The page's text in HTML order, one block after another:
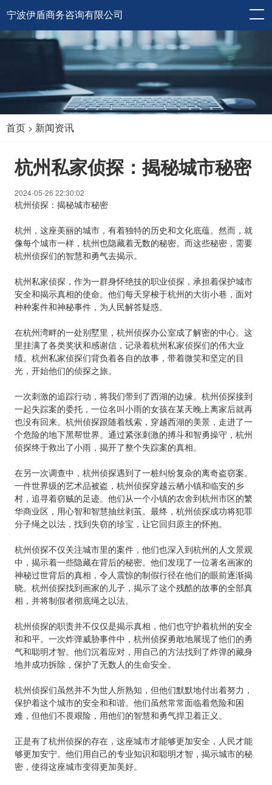
宁波伊盾商务咨询有限公司
首页 > 新闻资讯
杭州私家侦探：揭秘城市秘密
2024-05-26 22:30:02
杭州侦探：揭秘城市秘密
杭州，这座美丽的城市，有着独特的历史和文化底蕴。然而，就
像每个城市一样，杭州也隐藏着无数的秘密。而这些秘密，需要
杭州侦探们的智慧和勇气去揭示。
杭州私家侦探，作为一群身怀绝技的职业侦探，承担着保护城市
安全和揭示真相的使命。他们每天穿梭于杭州的大街小巷，面对
种种案件和神秘事件，为人民解答疑惑。
在杭州湾畔的一处别墅里，杭州侦探办公室成了解密的中心。这
里挂满了各类奖状和感谢信，记录着杭州私家侦探们的伟大业
绩。杭州私家侦探们背负着各自的故事，带着微笑和坚定的目
光，开始他们的侦探之旅。
一次刺激的追踪行动，将我们带到了西湖的边缘。杭州侦探接到
一起失踪案的委托，一位名叫小雨的女孩在某天晚上离家后就再
也没有回来。杭州侦探跟随着线索，穿越西湖的美景，走进了一
个危险的地下黑帮世界。通过紧张刺激的搏斗和智勇操守，杭州
侦探终于救出了小雨，揭开了整个失踪案的真相。
在另一次调查中，杭州侦探遇到了一桩纠纷复杂的离奇盗窃案。
一件世界级的艺术品被盗，杭州侦探穿越云栖小镇和临安的乡
村，追寻着窃贼的足迹。他们从一个小镇的农舍到杭州市区的繁
华商业区，用心智和智慧抽丝剥茧。最终，杭州侦探成功将犯罪
分子绳之以法，找到失窃的珍宝，让它回归原主的怀抱。
杭州侦探不仅关注城市里的案件，他们也深入到杭州的人文景观
中，揭示着一些隐藏在背后的秘密。他们发现了一位著名画家的
神秘过世背后的真相，令人震惊的制假行径在他们的眼前逐渐揭
晓。杭州侦探找到画家的儿子，揭示了这个残酷的故事的全部真
相，并将制假者彻底绳之以法。
杭州侦探的职责并不仅仅是揭示真相，他们也守护着杭州的安全
和和平。一次炸弹威胁事件中，杭州侦探勇敢地展现了他们的勇
气和聪明才智。他们沉着应对，用自己的方法找到了炸弹的藏身
地并成功拆除，保护了无数人的生命安全。
杭州侦探们虽然并不为世人所熟知，但他们默默地付出着努力，
保护着这个城市的安全和和谐。他们虽然常常面临着危险和困
难，但他们不畏艰险，用他们的智慧和勇气捍卫着正义。
正是有了杭州侦探的存在，这座城市才能够更加安全，人民才能
够更加安宁。他们用自己的专业知识和聪明才智，揭示城市的秘
密，使得这座城市变得更加美好。